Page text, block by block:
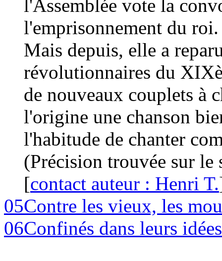
l'Assemblée vote la
l'emprisonnement du roi.
Mais depuis, elle a
révolutionnaires du
de nouveaux couplets à
l'origine une chanson
l'habitude de chanter
(Précision trouvée sur le
[contact auteur : Henri T.
05Contre les vieux, les
06Confinés dans leurs